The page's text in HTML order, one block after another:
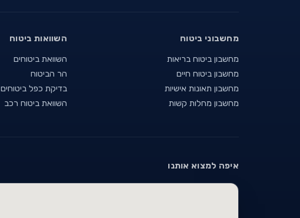
מחשבוני ביטוח
מחשבון ביטוח בריאות
מחשבון ביטוח חיים
מחשבון תאונות אישיות
מחשבון מחלות קשות
השוואות ביטוח
השוואת ביטוחים
הר הביטוח
בדיקת כפל ביטוחים
השוואת ביטוח רכב
איפה למצוא אותנו